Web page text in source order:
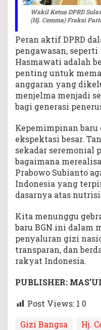
Wakil Ketua DPRD
(Hj. Cemma) Fraksi
Peran aktif DPRD
pengawasan,
Hasmawati adalah
penting untuk
anggaran yang
menjelma menjadi
bagi generasi
Kepemimpinan
ekspektasi besar.
sekadar seremonial
bagaimana
Prabowo Subianto
Indonesia yang
dasarnya atas
Kita menunggu
baru BGN ini dalam
penyaluran gizi
transparan, dan
rakyat Indonesia.
PUBLISHER:
Post Views: 1 0
Gizi Bangsa
Hj.